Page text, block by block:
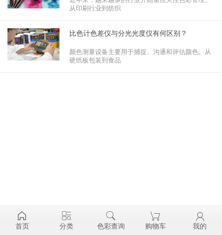
从印刷行业到纺织
比色计色差仪与分光光度仪有何区别？
颜色测量设备主要用于捕捉、沟通和评估颜色。从
硬纸板包装到食品
首页 分类 色彩查询 购物车 我的